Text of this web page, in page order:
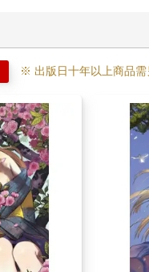
※ 出版日十年以上商品需